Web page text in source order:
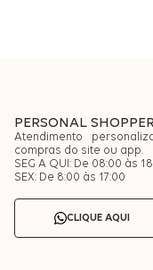
PERSONAL SHOPPER
Atendimento
compras do site ou app.
SEG A QUI: De 08:00 às
SEX: De 8:00 às 17:00
CLIQUE AQUI